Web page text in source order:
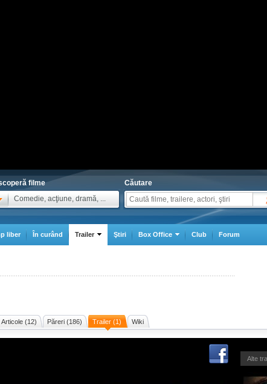
filme
Comedie, acţiune, dramă, ...
Căutare
liber În curând Trailer Ştiri Box Office Club Forum
Articole (12) Păreri (186) Trailer (1) Wiki
Alte